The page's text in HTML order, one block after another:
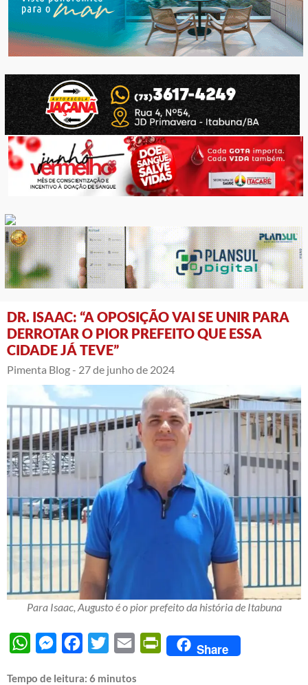
DR. ISAAC: “A OPOSIÇÃO VAI SE UNIR PARA
DERROTAR O PIOR PREFEITO QUE ESSA
CIDADE JÁ TEVE”
Pimenta Blog - 27 de junho de 2024
Para Isaac, Augusto é o pior prefeito da história de Itabuna
WhatsAppMessengerFacebook
Twitter Email PrintFriendly
Share
Tempo de leitura: 6 minutos